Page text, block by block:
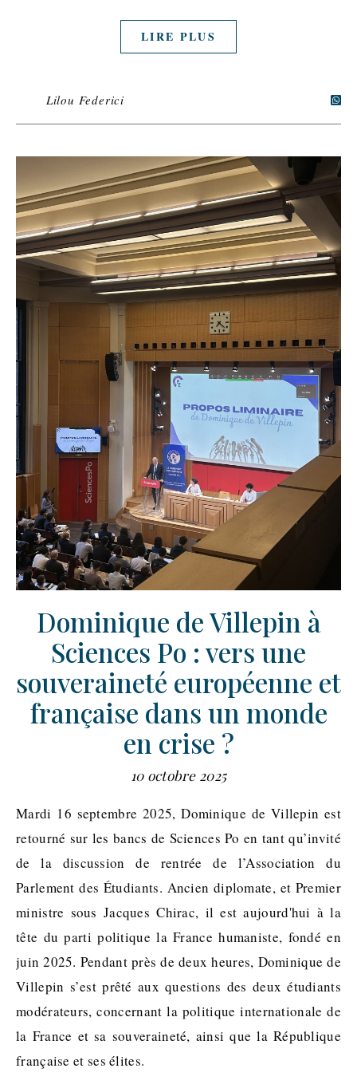
LIRE PLUS
Lilou Federici
Dominique de Villepin à
Sciences Po : vers une
souveraineté européenne et
française dans un monde
en crise ?
10 octobre 2025
Mardi 16 septembre 2025, Dominique de Villepin est
retourné sur les bancs de Sciences Po en tant qu’invité
de la discussion de rentrée de l’Association du
Parlement des Étudiants. Ancien diplomate, et Premier
ministre sous Jacques Chirac, il est aujourd'hui à la
tête du parti politique la France humaniste, fondé en
juin 2025. Pendant près de deux heures, Dominique de
Villepin s’est prêté aux questions des deux étudiants
modérateurs, concernant la politique internationale de
la France et sa souveraineté, ainsi que la République
française et ses élites.